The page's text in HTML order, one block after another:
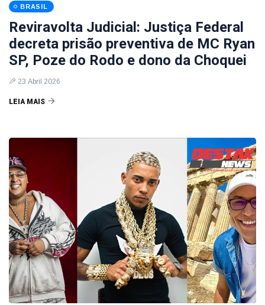
BRASIL
Reviravolta Judicial: Justiça Federal
decreta prisão preventiva de MC Ryan
SP, Poze do Rodo e dono da Choquei
23 Abril 2026
LEIA MAIS